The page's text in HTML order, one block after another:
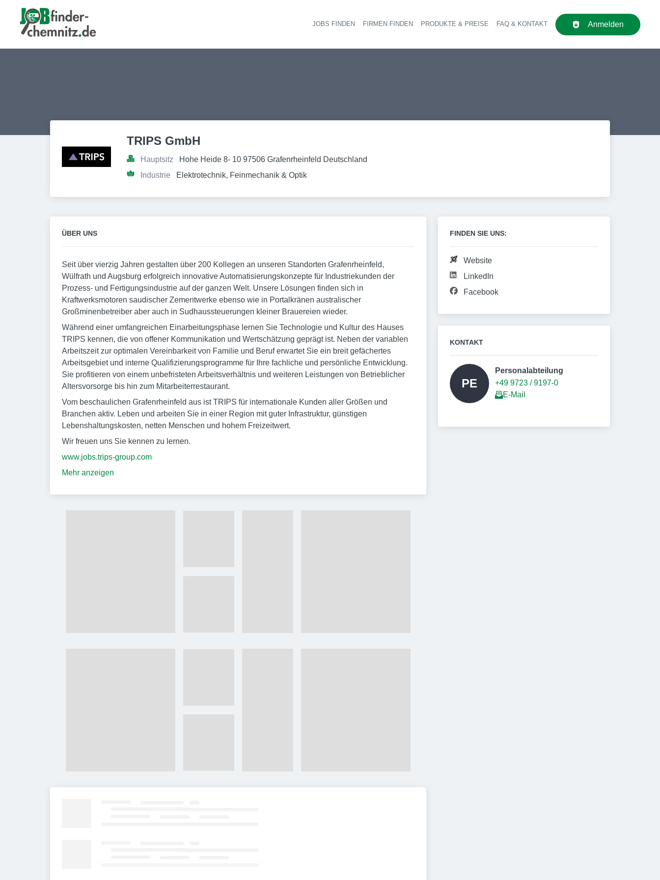
Haupt-Navigation
JOBS FINDEN FIRMEN FINDEN PRODUKTE & PREISE FAQ & KONTAKT Anmelden
TRIPS GmbH
Hauptsitz
Hohe Heide 8- 10 97506 Grafenrheinfeld Deutschland
Industrie
Elektrotechnik, Feinmechanik & Optik
ÜBER UNS
Seit über vierzig Jahren gestalten über 200 Kollegen an unseren Standorten Grafenrheinfeld,
Wülfrath und Augsburg erfolgreich innovative Automatisierungskonzepte für Industriekunden der
Prozess- und Fertigungsindustrie auf der ganzen Welt. Unsere Lösungen finden sich in
Kraftwerksmotoren saudischer Zementwerke ebenso wie in Portalkränen australischer
Großminenbetreiber aber auch in Sudhaussteuerungen kleiner Brauereien wieder.
Während einer umfangreichen Einarbeitungsphase lernen Sie Technologie und Kultur des Hauses
TRIPS kennen, die von offener Kommunikation und Wertschätzung geprägt ist. Neben der variablen
Arbeitszeit zur optimalen Vereinbarkeit von Familie und Beruf erwartet Sie ein breit gefächertes
Arbeitsgebiet und interne Qualifizierungsprogramme für Ihre fachliche und persönliche Entwicklung.
Sie profitieren von einem unbefristeten Arbeitsverhältnis und weiteren Leistungen von Betrieblicher
Altersvorsorge bis hin zum Mitarbeiterrestaurant.
Vom beschaulichen Grafenrheinfeld aus ist TRIPS für internationale Kunden aller Größen und
Branchen aktiv. Leben und arbeiten Sie in einer Region mit guter Infrastruktur, günstigen
Lebenshaltungskosten, netten Menschen und hohem Freizeitwert.
Wir freuen uns Sie kennen zu lernen.
www.jobs.trips-group.com
Mehr anzeigen
FINDEN SIE UNS:
Website
LinkedIn
Facebook
KONTAKT
PE
Personalabteilung
+49 9723 / 9197-0
E-Mail